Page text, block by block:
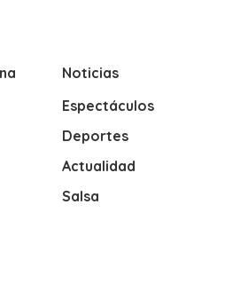
Noticias
Espectáculos
Deportes
Actualidad
Salsa